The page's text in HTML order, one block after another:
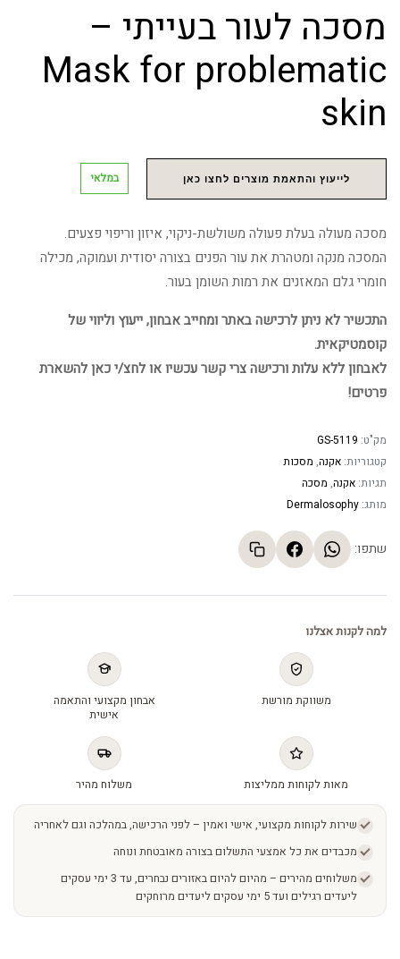
מסכה לעור בעייתי –
Mask for problematic
skin
לייעוץ והתאמת מוצרים לחצו כאן במלאי
מסכה מעולה בעלת פעולה משולשת-ניקוי, איזון וריפוי פצעים.
המסכה מנקה ומטהרת את עור הפנים בצורה יסודית ועמוקה, מכילה
חומרי גלם המאזנים את רמות השומן בעור.
התכשיר לא ניתן לרכישה באתר ומחייב אבחון, ייעוץ וליווי של
קוסמטיקאית.
לאבחון ללא עלות ורכישה צרי קשר עכשיו או לחצ/י כאן להשארת
פרטים!
מק"ט: GS-5119
קטגוריות: אקנה, מסכות
תגיות: אקנה, מסכה
מותג: Dermalosophy
שתפו:
למה לקנות אצלנו
משווקת מורשת
אבחון מקצועי והתאמה
אישית
מאות לקוחות ממליצות משלוח מהיר
שירות לקוחות מקצועי, אישי ואמין – לפני הרכישה, במהלכה וגם לאחריה
מכבדים את כל אמצעי התשלום בצורה מאובטחת ונוחה
משלוחים מהירים – מהיום להיום באזורים נבחרים, עד 3 ימי עסקים
ליעדים רגילים ועד 5 ימי עסקים ליעדים מרוחקים